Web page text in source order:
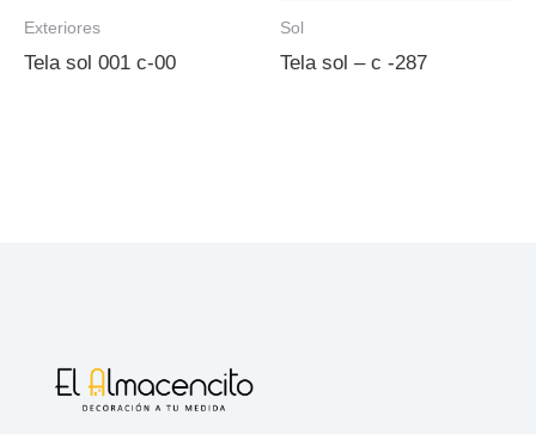
Exteriores
Tela sol 001 c-00
Sol
Tela sol – c -287